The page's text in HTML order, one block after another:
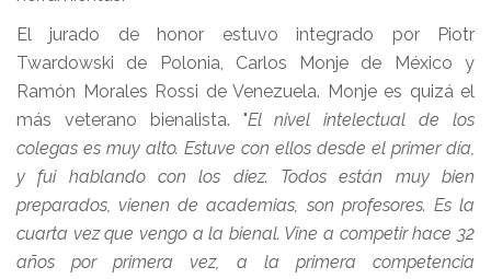
El jurado de honor estuvo integrado por Piotr
Twardowski de Polonia, Carlos Monje de México y
Ramón Morales Rossi de Venezuela. Monje es quizá el
más veterano bienalista. "El nivel intelectual de los
colegas es muy alto. Estuve con ellos desde el primer día,
y fui hablando con los diez. Todos están muy bien
preparados, vienen de academias, son profesores. Es la
cuarta vez que vengo a la bienal. Vine a competir hace 32
años por primera vez, a la primera competencia